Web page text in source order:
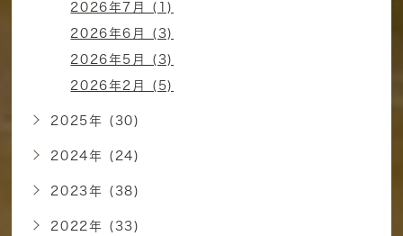
2026年7月 (1)
2026年6月 (3)
2026年5月 (3)
2026年2月 (5)
2025年 (30)
2024年 (24)
2023年 (38)
2022年 (33)